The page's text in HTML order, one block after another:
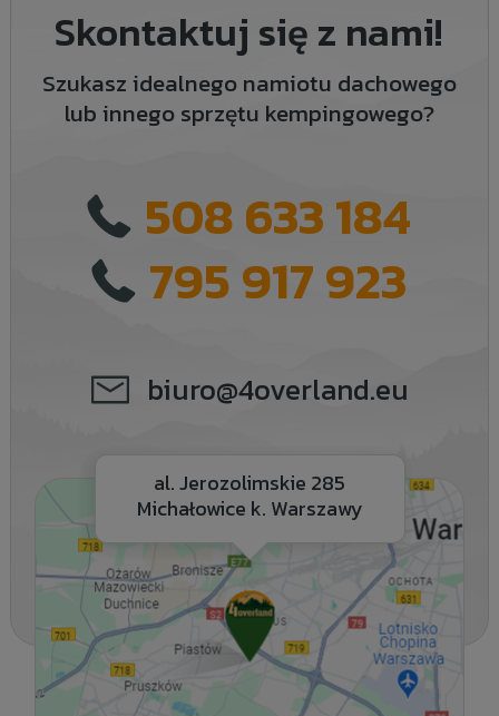
Skontaktuj się z nami!
Szukasz idealnego namiotu dachowego
lub innego sprzętu kempingowego?
508 633 184
795 917 923
biuro@4overland.eu
al. Jerozolimskie 285
Michałowice k. Warszawy